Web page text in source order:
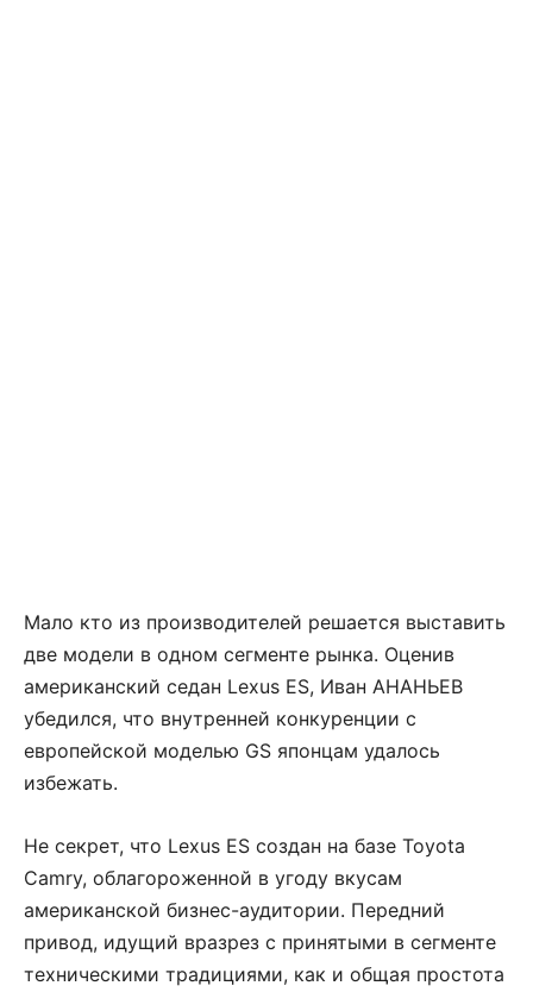
Мало кто из производителей решается выставить
две модели в одном сегменте рынка. Оценив
американский седан Lexus ES, Иван АНАНЬЕВ
убедился, что внутренней конкуренции с
европейской моделью GS японцам удалось
избежать.
Не секрет, что Lexus ES создан на базе Toyota
Camry, облагороженной в угоду вкусам
американской бизнес-аудитории. Передний
привод, идущий вразрез с принятыми в сегменте
техническими традициями, как и общая простота